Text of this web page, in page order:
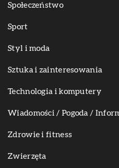
Społeczeństwo
Sport
Styl i moda
Sztuka i zainteresowania
Technologia i komputery
Wiadomości / Pogoda /
Zdrowie i fitness
Zwierzęta